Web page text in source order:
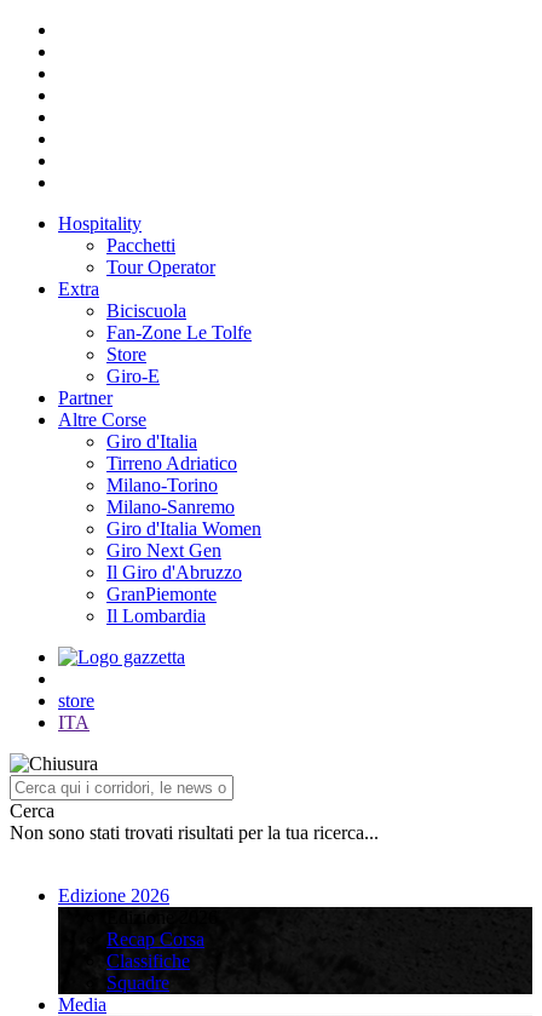
Hospitality
Pacchetti
Tour Operator
Extra
Biciscuola
Fan-Zone Le Tolfe
Store
Giro-E
Partner
Altre Corse
Giro d'Italia
Tirreno Adriatico
Milano-Torino
Milano-Sanremo
Giro d'Italia Women
Giro Next Gen
Il Giro d'Abruzzo
GranPiemonte
Il Lombardia
store
ITA
Cerca
Non sono stati trovati risultati per la tua ricerca...
Edizione 2026
Recap Corsa
Classifiche
Squadre
Media